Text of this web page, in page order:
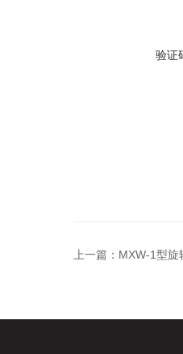
验证
上一篇： MXW-1型旋